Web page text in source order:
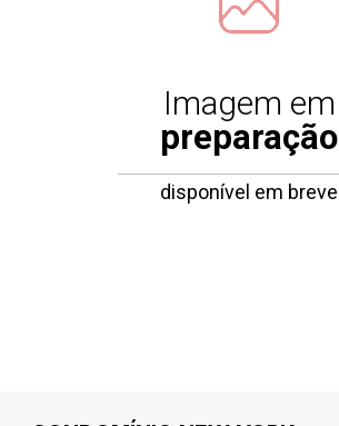
Imagem em
preparação
disponível em breve